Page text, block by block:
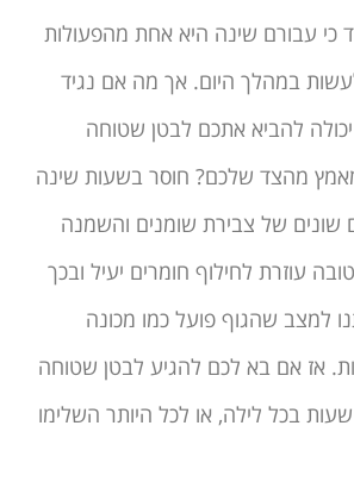
כי עבורם שינה היא אחת מהפעולות
במהלך היום. אך מה אם נגיד
להביא אתכם לבטן שטוחה
מהצד שלכם? חוסר בשעות שינה
שונים של צבירת שומנים והשמנה
עוזרת לחילוף חומרים יעיל ובכך
למצב שהגוף פועל כמו מכונה
אז אם בא לכם להגיע לבטן שטוחה
תשתדלו לישון 7-8 שעות בכל לילה, או לכל היותר השלימו